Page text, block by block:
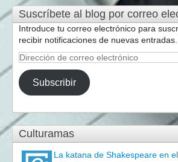
Suscríbete al blog por correo
Introduce tu correo electrónico para
recibir notificaciones de nuevas entradas.
Dirección
correo
electrónico
Subscribir
Culturamas
La katana de Shakespeare en